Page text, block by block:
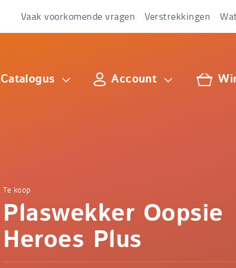
Comfoplus
-
Te koop
Plaswekker Oopsie
Heroes Plus
Over
Vaak voorkomende vragen Verstrekkingen
Catalogus Account